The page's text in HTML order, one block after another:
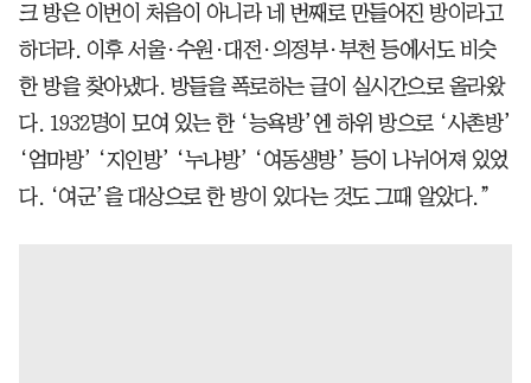
크 방은 이번이 처음이 아니라 네 번째로 만들어진 방이라고
하더라. 이후 서울·수원·대전·의정부·부천 등에서도 비슷
한 방을 찾아냈다. 방들을 폭로하는 글이 실시간으로 올라왔
다. 1932명이 모여 있는 한 ‘능욕방’엔 하위 방으로 ‘사촌방’
‘엄마방’ ‘지인방’ ‘누나방’ ‘여동생방’ 등이 나뉘어져 있었
다. ‘여군’을 대상으로 한 방이 있다는 것도 그때 알았다.”